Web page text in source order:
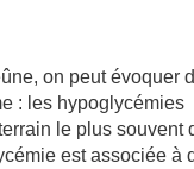
on peut évoquer
: les hypoglycémies
le plus souvent
est associée à